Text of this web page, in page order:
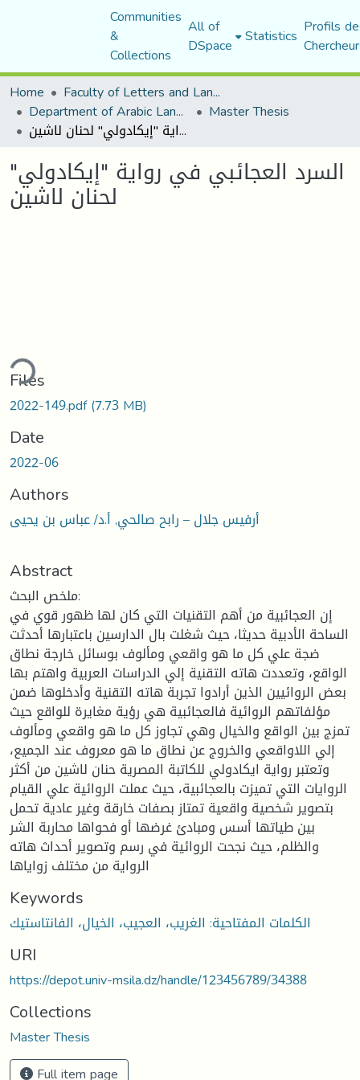
Communities
&
Collections
All of
DSpace Statistics Profils
Home
Faculty of Letters and Languages
Department of Arabic Language and Literature Master Thesis
السرد العجائبي في رواية "إيكادولي" لحنان لاشين
السرد العجائبي في رواية "إيكادولي"
لحنان لاشين
Files
2022-149.pdf(7.73 MB)
Date
2022-06
Authors
أرفيس جلال – رابح صالحي, أ.د/ عباس بن يحيى
Abstract
ملخص البحث:
إن العجائبية من أهم التقنيات التي كان لها ظهور قوي في
الساحة الأدبية حديثا، حيث شغلت بال الدارسين باعتبارها أحدثت
ضجة علي كل ما هو واقعي ومألوف بوسائل خارجة نطاق
الواقع، وتعددت هاته التقنية إلي الدراسات العربية واهتم بها
بعض الروائيين الذين أرادوا تجربة هاته التقنية وأدخلوها ضمن
مؤلفاتهم الروائية فالعجائبية هي رؤية مغايرة للواقع حيث
تمزج بين الواقع والخيال وهي تجاوز كل ما هو واقعي ومألوف
إلي اللاواقعي والخروج عن نطاق ما هو معروف عند الجميع،
وتعتبر رواية ايكادولي للكاتبة المصرية حنان لاشين من أكثر
الروايات التي تميزت بالعجائبية، حيث عملت الروائية علي القيام
بتصوير شخصية واقعية تمتاز بصفات خارقة وغير عادية تحمل
بين طياتها أسس ومبادئ غرضها أو فحواها محاربة الشر
والظلم، حيث نجحت الروائية في رسم وتصوير أحداث هاته
الرواية من مختلف زواياها
Keywords
الكلمات المفتاحية: الغريب، العجيب، الخيال، الفانتاستيك
URI
https://depot.univ-msila.dz/handle/123456789/34388
Collections
Master Thesis
Full item page